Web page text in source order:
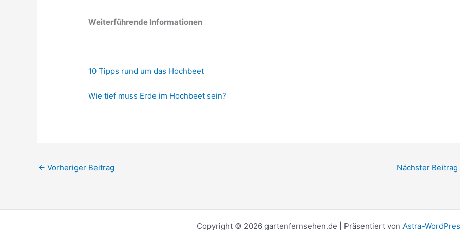
Weiterführende Informationen
10 Tipps rund um das Hochbeet
Wie tief muss Erde im Hochbeet sein?
← Vorheriger Beitrag Nächster Beitrag
Copyright © 2026 gartenfernsehen.de | Präsentiert von Astra-